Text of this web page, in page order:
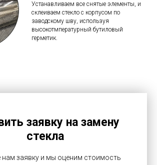
Устанавливаем все снятые элементы, и
склеиваем стекло с корпусом по
заводскому шву, используя
высокотмпературный бутиловый
герметик.
заявку на замену
стекла
нам заявку и мы оценим стоимость